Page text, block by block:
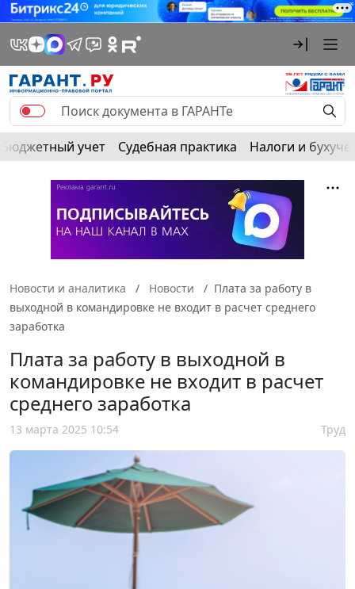
Бюджетный учет Судебная практика Налоги и
Новости и аналитика Новости
Плата за работу в
выходной в командировке не входит в расчет среднего
заработка
Плата за работу в выходной в
командировке не входит в расчет
среднего заработка
13 марта 2025 10:54 Труд